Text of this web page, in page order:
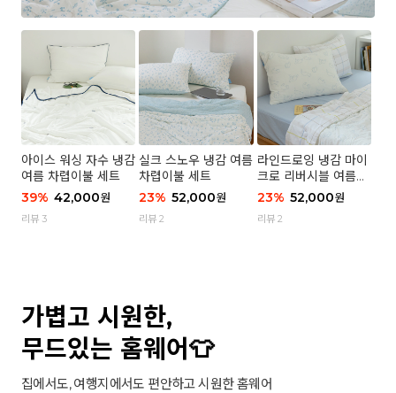
아이스 워싱 자수 냉감
여름 차렵이불 세트
39% 42,000원
리뷰 3
실크 스노우 냉감 여름
차렵이불 세트
23% 52,000원
리뷰 2
라인드로잉 냉감 마이
크로 리버시블 여름이
불 세트
23% 52,000원
리뷰 2
가볍고 시원한,
무드있는 홈웨어👕
집에서도, 여행지에서도 편안하고 시원한 홈웨어